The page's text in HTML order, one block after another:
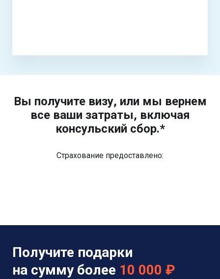
Вы получите визу, или мы вернем
все ваши затраты, включая
консульский сбор.*
Страхование предоставлено:
Получите подарки
на сумму более 10 000 ₽